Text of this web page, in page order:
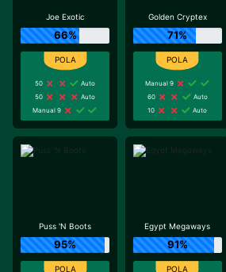
Joe Exotic
66%
50
Auto
50
Auto
Manual 9
Golden Cryptex
71%
Manual 9
60
Auto
10
Auto
Puss 'N Boots
95%
Egypt Megaways
91%